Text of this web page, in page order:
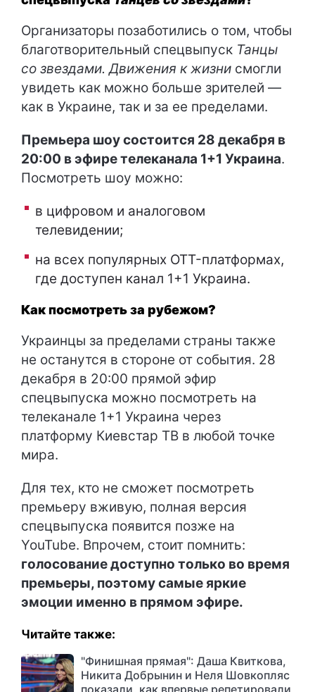
Организаторы позаботились о том, чтобы
благотворительный спецвыпуск Танцы
со звездами. Движения к жизни смогли
увидеть как можно больше зрителей —
как в Украине, так и за ее пределами.
Премьера шоу состоится 28 декабря в
20:00 в эфире телеканала 1+1 Украина.
Посмотреть шоу можно:
в цифровом и аналоговом
телевидении;
на всех популярных OTT-платформах,
где доступен канал 1+1 Украина.
Как посмотреть за рубежом?
Украинцы за пределами страны также
не останутся в стороне от события. 28
декабря в 20:00 прямой эфир
спецвыпуска можно посмотреть на
телеканале 1+1 Украина через
платформу Киевстар ТВ в любой точке
мира.
Для тех, кто не сможет посмотреть
премьеру вживую, полная версия
спецвыпуска появится позже на
YouTube. Впрочем, стоит помнить:
голосование доступно только во время
премьеры, поэтому самые яркие
эмоции именно в прямом эфире.
Читайте также:
"Финишная прямая": Даша Квиткова,
Никита Добрынин и Неля Шовкопляс